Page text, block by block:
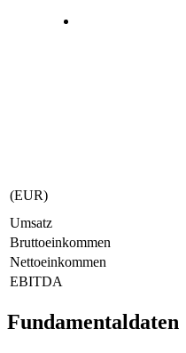
(EUR)
Umsatz
Bruttoeinkommen
Nettoeinkommen
EBITDA
Fundamentaldaten